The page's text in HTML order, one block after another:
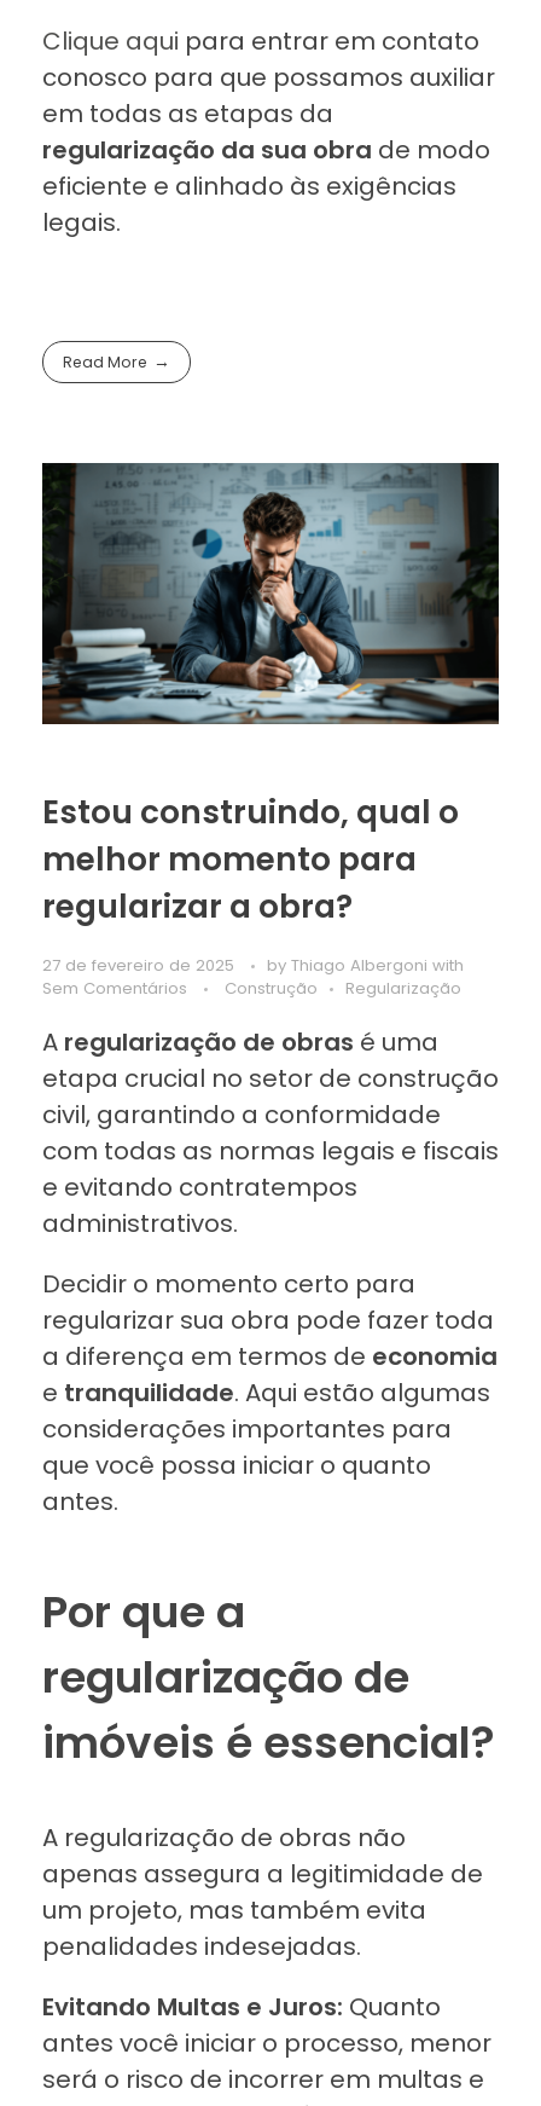
Clique aqui para entrar em contato
conosco para que possamos auxiliar
em todas as etapas da
regularização da sua obra de modo
eficiente e alinhado às exigências
legais.
Read More
Estou construindo, qual o
melhor momento para
regularizar a obra?
27 de fevereiro de 2025 by Thiago Albergoni with
Sem Comentários
Construção Regularização
A regularização de obras é uma
etapa crucial no setor de construção
civil, garantindo a conformidade
com todas as normas legais e fiscais
e evitando contratempos
administrativos.
Decidir o momento certo para
regularizar sua obra pode fazer toda
a diferença em termos de economia
e tranquilidade. Aqui estão algumas
considerações importantes para
que você possa iniciar o quanto
antes.
Por que a
regularização de
imóveis é essencial?
A regularização de obras não
apenas assegura a legitimidade de
um projeto, mas também evita
penalidades indesejadas.
Evitando Multas e Juros: Quanto
antes você iniciar o processo, menor
será o risco de incorrer em multas e